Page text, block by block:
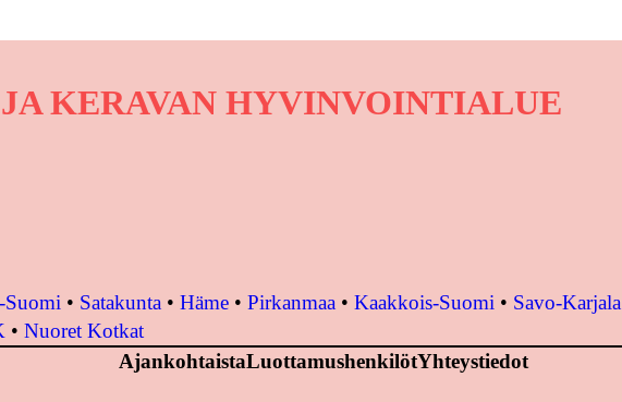
JA KERAVAN HYVINVOINTIALUE
Suomi • Satakunta • Häme • Pirkanmaa • Kaakkois-Suomi • Savo-Karjala
• Nuoret Kotkat
AjankohtaistaLuottamushenkilötYhteystiedot